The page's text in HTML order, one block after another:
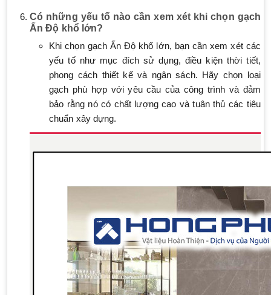
Có những yếu tố nào cần xem xét khi chọn gạch
Ấn Độ khổ lớn?
Khi chọn gạch Ấn Độ khổ lớn, bạn cần xem xét các
yếu tố như mục đích sử dụng, điều kiện thời tiết,
phong cách thiết kế và ngân sách. Hãy chọn loại
gạch phù hợp với yêu cầu của công trình và đảm
bảo rằng nó có chất lượng cao và tuân thủ các tiêu
chuẩn xây dựng.